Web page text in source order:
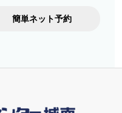
簡単ネット予約